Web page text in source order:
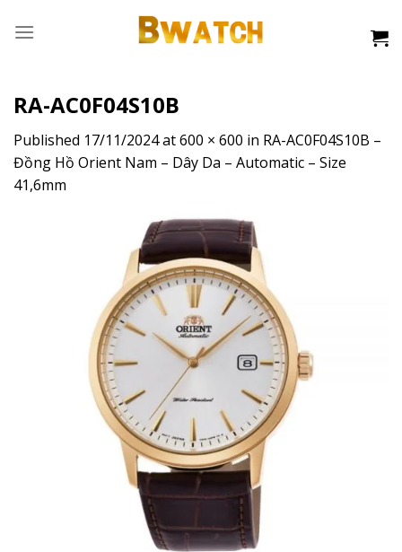
RA-AC0F04S10B
Published 17/11/2024at600 × 600 in RA-AC0F04S10B –
Đồng Hồ Orient Nam – Dây Da – Automatic – Size
41,6mm